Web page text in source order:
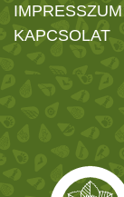
IMPRESSZUM
KAPCSOLAT